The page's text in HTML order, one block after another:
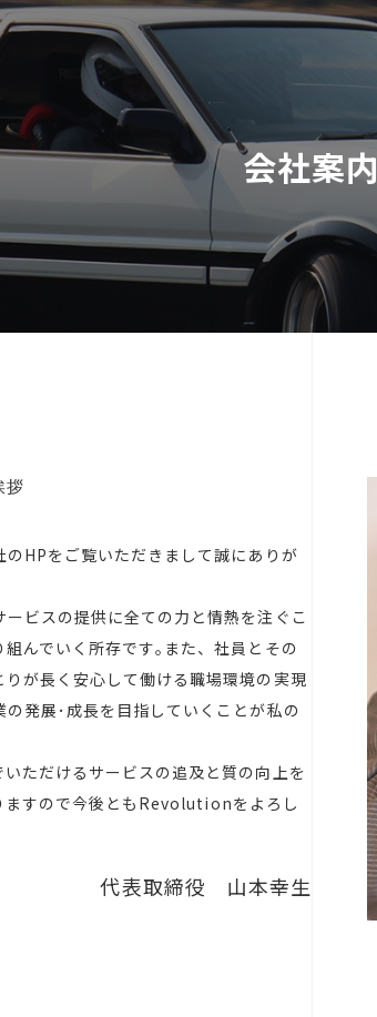
会社案内
拶
HPをご覧いただきまして誠にありが
ビスの提供に全ての力と情熱を注ぐこ
んでいく所存です｡また、社員とその
が長く安心して働ける職場環境の実現
発展･成長を目指していくことが私の
ただけるサービスの追及と質の向上を
ますので今後ともRevolutionをよろし
代表取締役 山本幸生